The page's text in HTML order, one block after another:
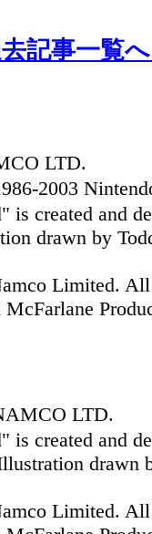
去記事一覧
LTD.
2003
is created and
drawn by
Limited.
LTD.
is created and
drawn
Limited.